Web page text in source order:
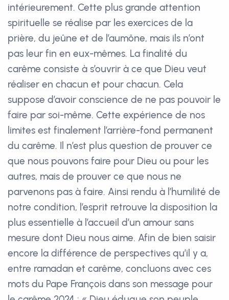
intérieurement. Cette plus grande attention
spirituelle se réalise par les exercices de la
prière, du jeûne et de l’aumône, mais ils n’ont
pas leur fin en eux-mêmes. La finalité du
carême consiste à s’ouvrir à ce que Dieu veut
réaliser en chacun et pour chacun. Cela
suppose d’avoir conscience de ne pas pouvoir le
faire par soi-même. Cette expérience de nos
limites est finalement l’arrière-fond permanent
du carême. Il n’est plus question de prouver ce
que nous pouvons faire pour Dieu ou pour les
autres, mais de prouver ce que nous ne
parvenons pas à faire. Ainsi rendu à l’humilité de
notre condition, l’esprit retrouve la disposition la
plus essentielle à l’accueil d’un amour sans
mesure dont Dieu nous aime. Afin de bien saisir
encore la différence de perspectives qu’il y a,
entre ramadan et carême, concluons avec ces
mots du Pape François dans son message pour